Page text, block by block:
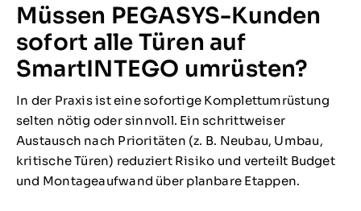
Müssen PEGASYS-Kunden
sofort alle Türen auf
SmartINTEGO umrüsten?
In der Praxis ist eine sofortige Komplettumrüstung
selten nötig oder sinnvoll. Ein schrittweiser
Austausch nach Prioritäten (z. B. Neubau, Umbau,
kritische Türen) reduziert Risiko und verteilt Budget
und Montageaufwand über planbare Etappen.